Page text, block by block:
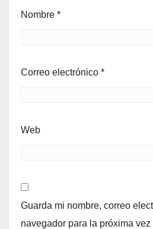
Nombre *
Correo electrónico *
Web
Guarda mi nombre, correo
navegador para la próxima vez